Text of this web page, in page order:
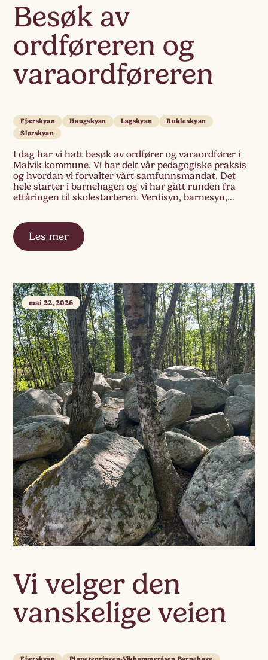
Besøk av
ordføreren og
varaordføreren
Fjærskyan Haugskyan Lagskyan
Rukleskyan
Slørskyan
I dag har vi hatt besøk av ordfører og varaordfører i
Malvik kommune. Vi har delt vår pedagogiske praksis
og hvordan vi forvalter vårt samfunnsmandat. Det
hele starter i barnehagen og vi har gått runden fra
ettåringen til skolestarteren. Verdisyn, barnesyn,
Les mer
Vi velger den
vanskelige veien
mai 22, 2026